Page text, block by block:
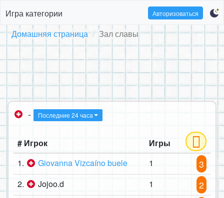
Игра категории Авторизоваться
Домашняя страница Зал славы
- Последние 24 часа
# Игрок
Игры
1.
Giovanna Vizcaíno buele 1 3
2. Jojoo.d 1 2